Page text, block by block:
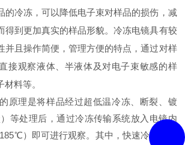
的冷冻，可以降低电子束对样品的损伤，减
得到更加真实的样品形貌。冷冻电镜具有较
并且操作简便，管理方便的特点，通过对样
接观察液体、半液体及对电子束敏感的样
料等。
原理是将样品经过超低温冷冻、断裂、镀
等处理后，通过冷冻传输系统放入电镜内
）即可进行观察。其中，快速冷冻技术